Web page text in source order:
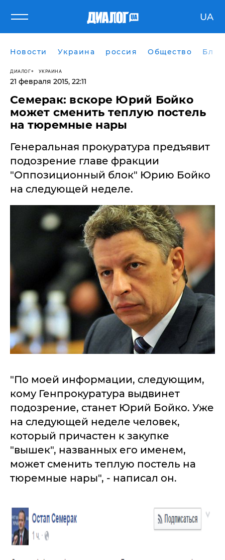
UA
Новости Украина россия Общество
ДИАЛОГ УКРАИНА
21 февраля 2015, 22:11
Семерак: вскоре Юрий Бойко
может сменить теплую постель
на тюремные нары
Генеральная прокуратура предъявит
подозрение главе фракции
"Оппозиционный блок" Юрию Бойко
на следующей неделе.
"По моей информации, следующим,
кому Генпрокуратура выдвинет
подозрение, станет Юрий Бойко. Уже
на следующей неделе человек,
который причастен к закупке
"вышек", названных его именем,
может сменить теплую постель на
тюремные нары", - написал он.